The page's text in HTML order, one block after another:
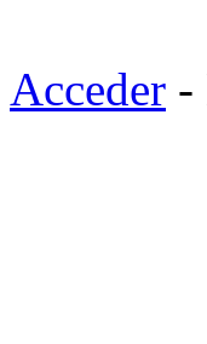
Acceder -